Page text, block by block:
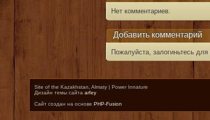
Нет комментариев.
Добавить комментарий
Пожалуйста, залогиньтесь
Site of the Kazakhstan, Almaty | Power Innature
Дизайн темы сайтаarfey
Сайт создан на основеPHP-Fusion